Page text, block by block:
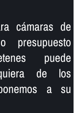
cámaras de
presupuesto
puede
de los
a su